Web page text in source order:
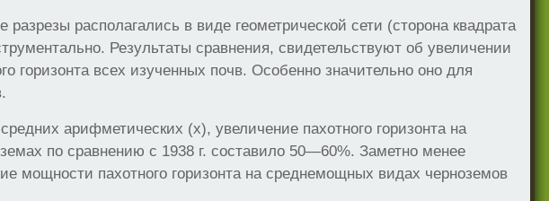
разрезы располагались в виде геометрической сети (сторона квадрата
Результаты сравнения, свидетельствуют об увеличении
горизонта всех изученных почв. Особенно значительно оно для
арифметических (х), увеличение пахотного горизонта на
по сравнению с 1938 г. составило 50—60%. Заметно менее
мощности пахотного горизонта на среднемощных видах черноземов